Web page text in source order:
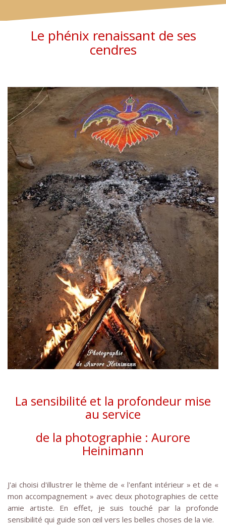
Le phénix renaissant de ses
cendres
La sensibilité et la profondeur mise
au service
de la photographie : Aurore
Heinimann
J'ai choisi d'illustrer le thème de « l'enfant intérieur » et de «
mon accompagnement » avec deux photographies de cette
amie artiste. En effet, je suis touché par la profonde
sensibilité qui guide son œil vers les belles choses de la vie.